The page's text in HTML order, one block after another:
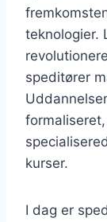
teknologier.
speditører
kurser.
I dag er